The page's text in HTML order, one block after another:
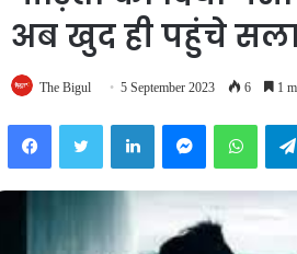
अब खुद ही पहुंचे
The Bigul 5 September 2023 6 1
FacebookTwitter LinkedInMessenger